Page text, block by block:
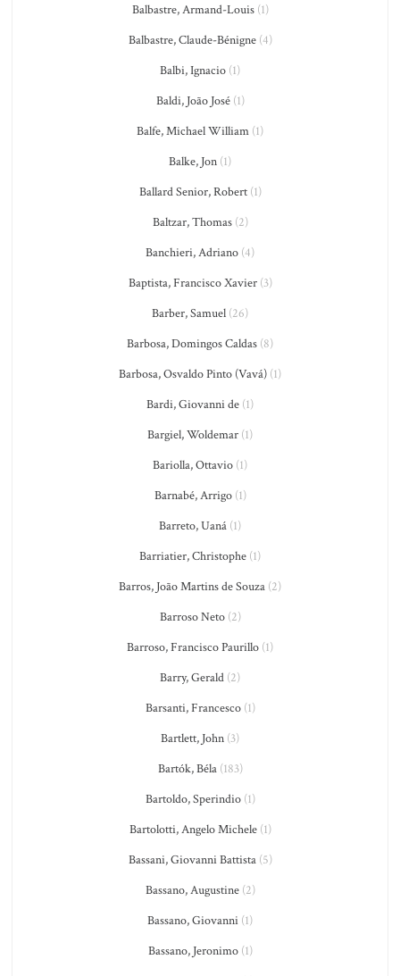
Balbastre, Armand-Louis(1)
Balbastre, Claude-Bénigne(4)
Balbi, Ignacio (1)
Baldi, João José(1)
Balfe, Michael William (1)
Balke, Jon (1)
Ballard Senior, Robert(1)
Baltzar, Thomas(2)
Banchieri, Adriano (4)
Baptista, Francisco Xavier(3)
Barber, Samuel (26)
Barbosa, Domingos Caldas (8)
Barbosa, Osvaldo Pinto (Vavá) (1)
Bardi, Giovanni de (1)
Bargiel, Woldemar (1)
Bariolla, Ottavio (1)
Barnabé, Arrigo(1)
Barreto, Uaná (1)
Barriatier, Christophe (1)
Barros, João Martins de Souza (2)
Barroso Neto(2)
Barroso, Francisco Paurillo (1)
Barry, Gerald (2)
Barsanti, Francesco(1)
Bartlett, John (3)
Bartók, Béla(183)
Bartoldo, Sperindio(1)
Bartolotti, Angelo Michele(1)
Bassani, Giovanni Battista(5)
Bassano, Augustine(2)
Bassano, Giovanni (1)
Bassano, Jeronimo(1)